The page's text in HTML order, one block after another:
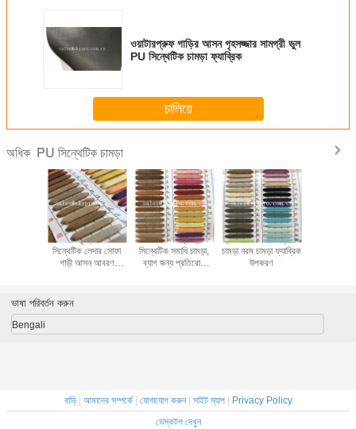
ওয়াটারপ্রুফ গাড়ির আসন গৃহসজ্জার সামগ্রী ভুল
PU সিন্থেটিক চামড়া ফ্যাব্রিক
চালিয়ে
অধিক PU সিন্থেটিক চামড়া
পিভিসি কৃত্রিম PU
সিন্থেটিক লেদার সোফা
গাড়ী আসন আবরণ
সোফা লেদার ফ্যাব্রিক
সিন্থেটিক সমাধি চামড়া,
ব্যাগ জন্য প্রতিরোধী
প্রতিরোধী PU সিন্থেটিক
চামড়া নরম চামড়া ফ্যাব্রিক
উপকরণ
ভাষা পরিবর্তন করুন
Bengali
বাড়ি| আমাদের সম্পর্কে| যোগাযোগ করুন| সাইট ম্যাপ|
Privacy Policy
ডেস্কটপ দেখুন